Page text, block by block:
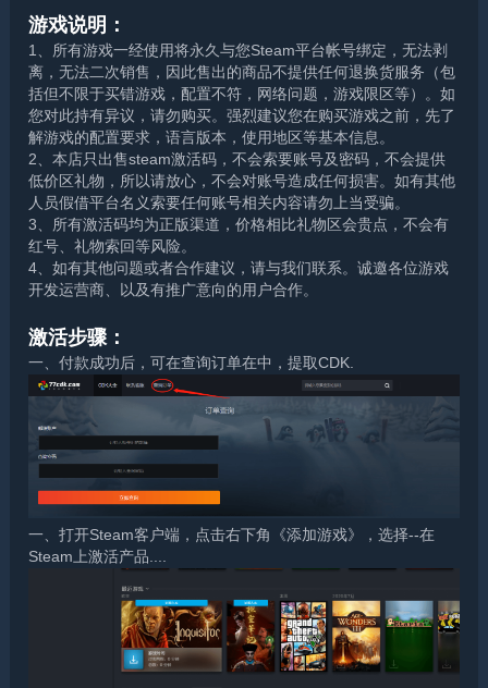
游戏说明：
1、所有游戏一经使用将永久与您Steam平台帐号绑定，无法剥
离，无法二次销售，因此售出的商品不提供任何退换货服务（包
括但不限于买错游戏，配置不符，网络问题，游戏限区等）。如
您对此持有异议，请勿购买。强烈建议您在购买游戏之前，先了
解游戏的配置要求，语言版本，使用地区等基本信息。
2、本店只出售steam激活码，不会索要账号及密码，不会提供
低价区礼物，所以请放心，不会对账号造成任何损害。如有其他
人员假借平台名义索要任何账号相关内容请勿上当受骗。
3、所有激活码均为正版渠道，价格相比礼物区会贵点，不会有
红号、礼物索回等风险。
4、如有其他问题或者合作建议，请与我们联系。诚邀各位游戏
开发运营商、以及有推广意向的用户合作。
激活步骤：
一、付款成功后，可在查询订单在中，提取CDK.
一、打开Steam客户端，点击右下角《添加游戏》，选择--在
Steam上激活产品....